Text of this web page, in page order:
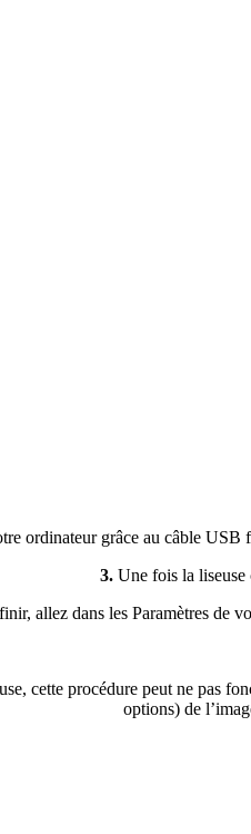
ordinateur grâce au câble USB
3. Une fois la liseuse
allez dans les Paramètres de
cette procédure peut ne pas
options) de